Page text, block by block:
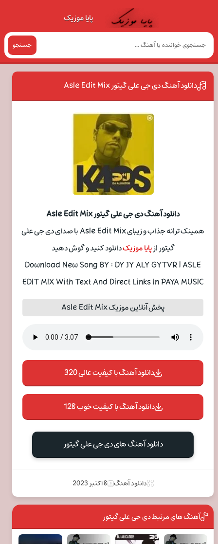
پایا موزیک
جستجو
دانلود آهنگ دی جی علی گیتور Asle Edit Mix
دانلود آهنگ دی جی علی گیتور Asle Edit Mix
همینک ترانه جذاب و زیبای Asle Edit Mix با صدای دی جی علی
گیتور ازپایا موزیکدانلود کنید و گوش دهید
Download New Song BY : DY JY ALY GYTVR | ASLE
EDIT MIX With Text And Direct Links In PAYA MUSIC
پخش آنلاین موزیک Asle Edit Mix
دانلود آهنگ با کیفیت عالی 320
دانلود آهنگ با کیفیت خوب 128
دانلود آهنگ های دی جی علی گیتور
دانلود آهنگ 8 اکتبر 2023
آهنگ های مرتبط دی جی علی گیتور